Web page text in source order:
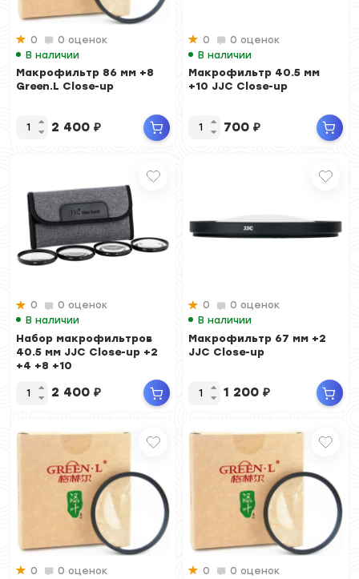
0
0 оценок
В наличии
Макрофильтр 86 мм +8
Green.L Close-up
2 400 ₽
0
0 оценок
В наличии
Макрофильтр 40.5 мм
+10 JJC Close-up
700 ₽
0
0 оценок
В наличии
Набор макрофильтров
40.5 мм JJC Close-up +2
+4 +8 +10
2 400 ₽
0
0 оценок
В наличии
Макрофильтр 67 мм +2
JJC Close-up
1 200 ₽
0
0 оценок
0
0 оценок